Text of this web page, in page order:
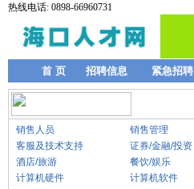
热线电话: 0898-66960731
首 页 招聘信息 紧急招聘
销售人员 销售管理
客服及技术支持
证券/金融/投资
酒店/旅游
餐饮/娱乐
计算机硬件
计算机软件